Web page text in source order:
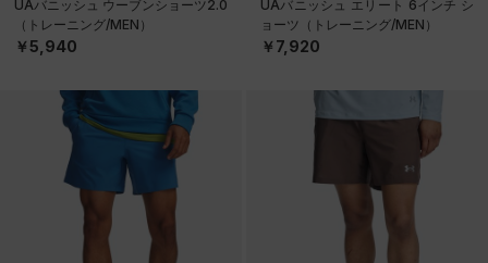
UAバニッシュ ウーブンショーツ2.0
（トレーニング/MEN）
￥5,940
UAバニッシュ エリート 6インチ シ
ョーツ（トレーニング/MEN）
￥7,920